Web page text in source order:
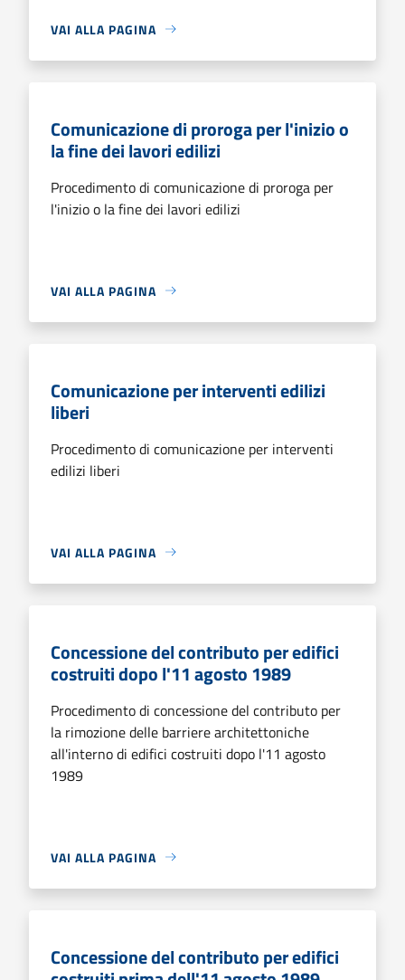
VAI ALLA PAGINA
Comunicazione di proroga per l'inizio o
la fine dei lavori edilizi
Procedimento di comunicazione di proroga per
l'inizio o la fine dei lavori edilizi
VAI ALLA PAGINA
Comunicazione per interventi edilizi
liberi
Procedimento di comunicazione per interventi
edilizi liberi
VAI ALLA PAGINA
Concessione del contributo per edifici
costruiti dopo l'11 agosto 1989
Procedimento di concessione del contributo per
la rimozione delle barriere architettoniche
all'interno di edifici costruiti dopo l'11 agosto
1989
VAI ALLA PAGINA
Concessione del contributo per edifici